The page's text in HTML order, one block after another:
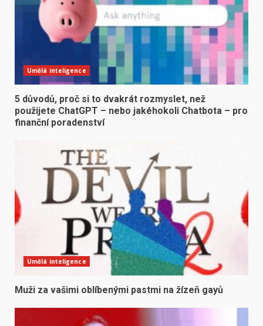
Umělá inteligence
5 důvodů, proč si to dvakrát rozmyslet, než
použijete ChatGPT – nebo jakéhokoli Chatbota – pro
finanční poradenství
Umělá inteligence
Muži za vašimi oblíbenými pastmi na žízeň gayů